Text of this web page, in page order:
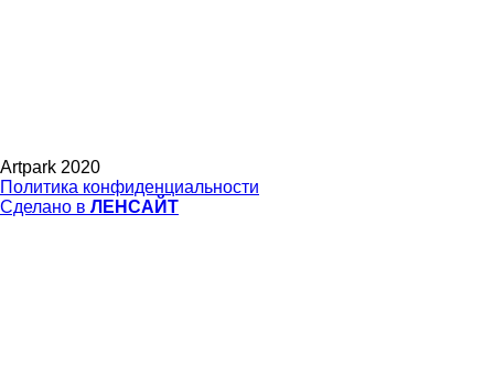
Artpark 2020
Политика конфиденциальности
Сделано в ЛЕНСАЙТ